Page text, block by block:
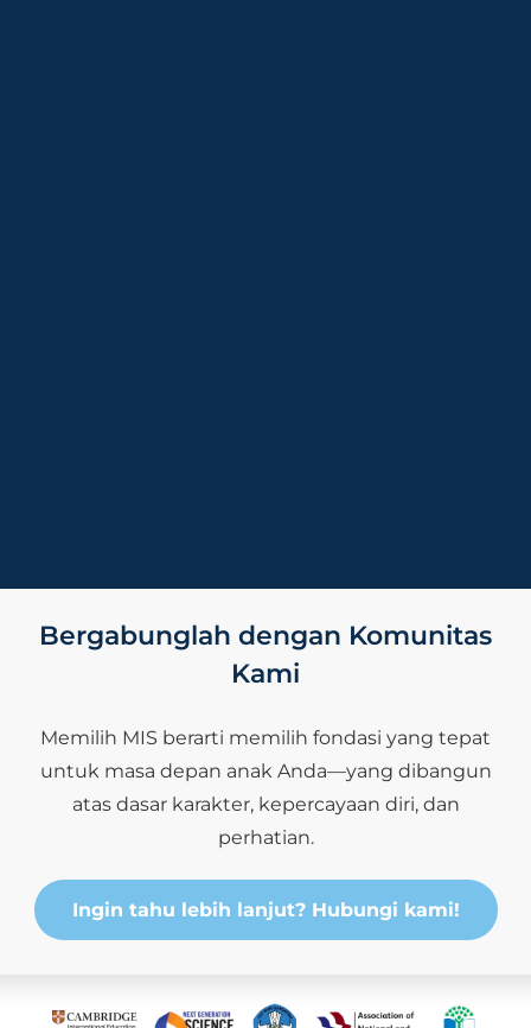
Bergabunglah dengan Komunitas
Kami
Memilih MIS berarti memilih fondasi yang tepat
untuk masa depan anak Anda—yang dibangun
atas dasar karakter, kepercayaan diri, dan
perhatian.
Ingin tahu lebih lanjut? Hubungi kami!